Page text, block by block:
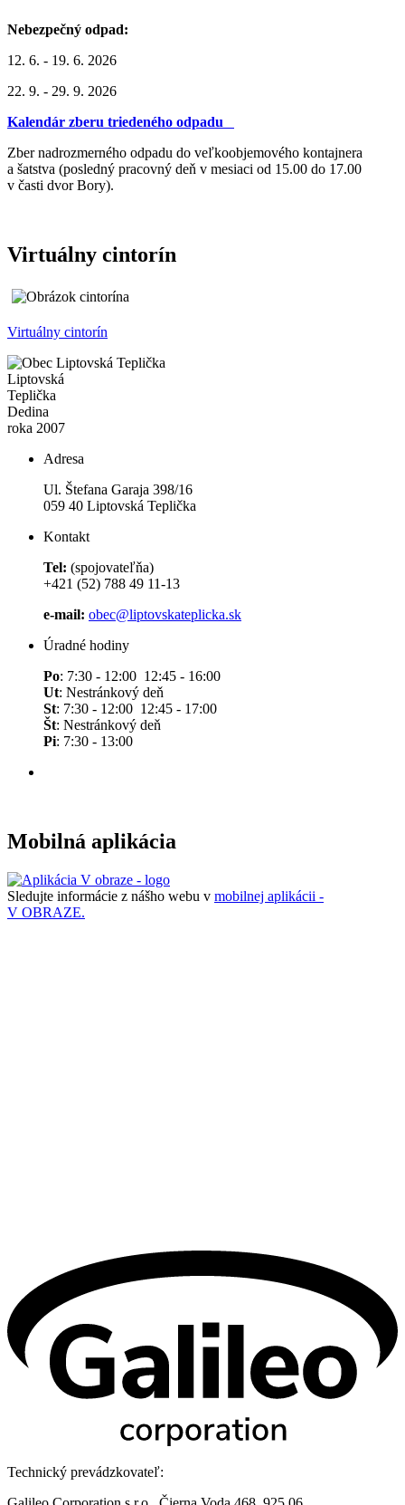
Nebezpečný odpad:
12. 6. - 19. 6. 2026
22. 9. - 29. 9. 2026
Kalendár zberu triedeného odpadu
Zber nadrozmerného odpadu do veľkoobjemového kontajnera
a šatstva (posledný pracovný deň v mesiaci od 15.00 do 17.00
v časti dvor Bory).
Virtuálny cintorín
Virtuálny cintorín
Liptovská
Teplička
Dedina
roka 2007
Adresa
Ul. Štefana Garaja 398/16
059 40 Liptovská Teplička
Kontakt
Tel: (spojovateľňa)
+421 (52) 788 49 11-13
e-mail: obec@liptovskateplicka.sk
Úradné hodiny
Po: 7:30 - 12:00 12:45 - 16:00
Ut: Nestránkový deň
St: 7:30 - 12:00 12:45 - 17:00
Št: Nestránkový deň
Pi: 7:30 - 13:00
Mobilná aplikácia
Sledujte informácie z nášho webu v mobilnej aplikácii -
V OBRAZE.
Technický prevádzkovateľ: